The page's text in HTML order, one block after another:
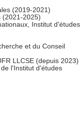
(2019-2021)
(2021-2025)
Institut d'études
et du Conseil
LLCSE (depuis 2023)
l'Institut d'études